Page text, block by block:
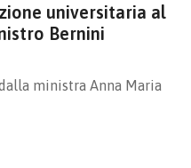
universitaria al
Bernini
ministra Anna Maria